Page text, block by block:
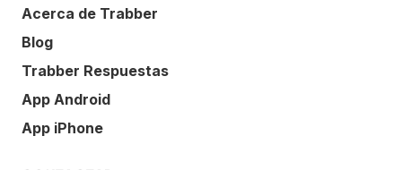
Acerca de Trabber
Blog
Trabber Respuestas
App Android
App iPhone